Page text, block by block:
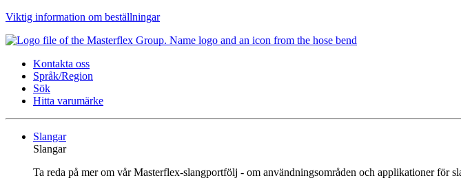
Viktig information om beställningar
Kontakta oss
Språk/Region
Sök
Hitta varumärke
Slangar
Slangar
Ta reda på mer om vår Masterflex-slangportfölj - om användningsområden och applikationer för